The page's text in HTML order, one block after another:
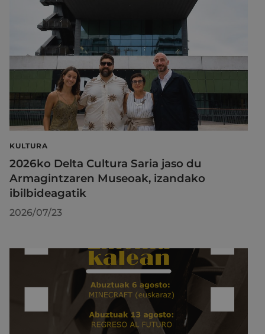
KULTURA
2026ko Delta Cultura Saria jaso du
Armagintzaren Museoak, izandako
ibilbideagatik
2026/07/23